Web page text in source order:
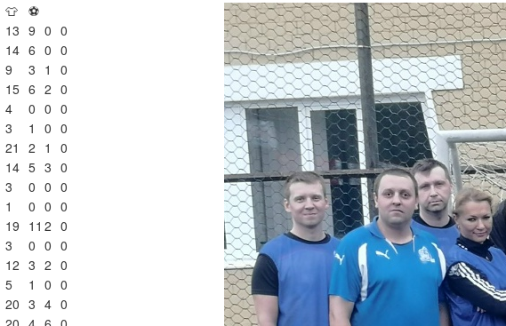
👕 ⚽
13 9 0 0
14 6 0 0
9 3 1
0
15 6 2 0
4 0 0 0
3 1 0 0
21 2 1
0
14 5 3 0
3 0 0 0
1 0 0 0
19 11 2 0
3 0 0 0
12 3 2 0
5 1 0 0
20 3 4 0